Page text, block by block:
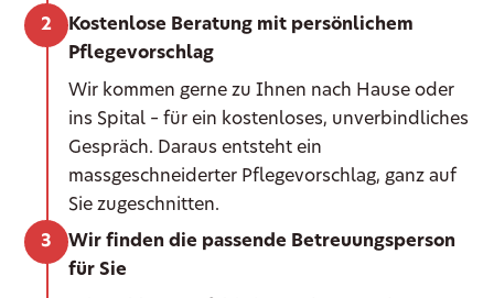
Kostenlose Beratung mit persönlichem
Pflegevorschlag
Wir kommen gerne zu Ihnen nach Hause oder
ins Spital – für ein kostenloses, unverbindliches
Gespräch. Daraus entsteht ein
massgeschneiderter Pflegevorschlag, ganz auf
Sie zugeschnitten.
Wir finden die passende Betreuungsperson
für Sie